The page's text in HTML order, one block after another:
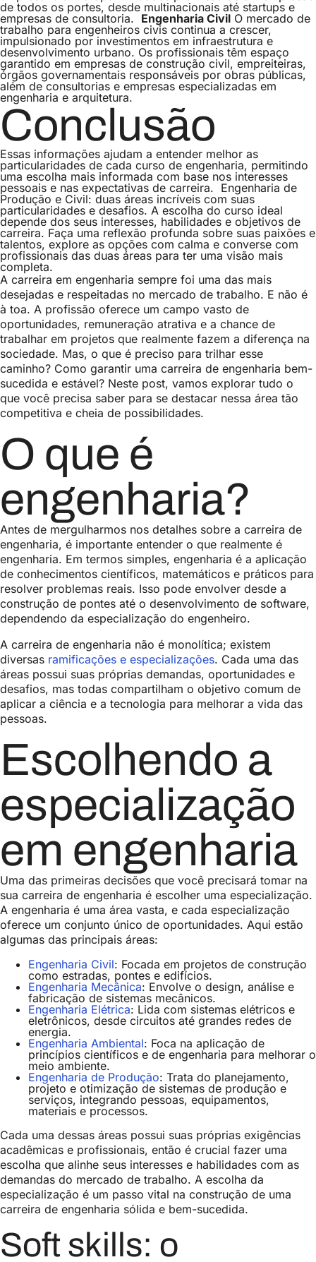
de todos os portes, desde multinacionais até startups e
empresas de consultoria. Engenharia Civil O mercado de
trabalho para engenheiros civis continua a crescer,
impulsionado por investimentos em infraestrutura e
desenvolvimento urbano. Os profissionais têm espaço
garantido em empresas de construção civil, empreiteiras,
órgãos governamentais responsáveis por obras públicas,
além de consultorias e empresas especializadas em
engenharia e arquitetura.
Conclusão
Essas informações ajudam a entender melhor as
particularidades de cada curso de engenharia, permitindo
uma escolha mais informada com base nos interesses
pessoais e nas expectativas de carreira. Engenharia de
Produção e Civil: duas áreas incríveis com suas
particularidades e desafios. A escolha do curso ideal
depende dos seus interesses, habilidades e objetivos de
carreira. Faça uma reflexão profunda sobre suas paixões e
talentos, explore as opções com calma e converse com
profissionais das duas áreas para ter uma visão mais
completa.
A carreira em engenharia sempre foi uma das mais
desejadas e respeitadas no mercado de trabalho. E não é
à toa. A profissão oferece um campo vasto de
oportunidades, remuneração atrativa e a chance de
trabalhar em projetos que realmente fazem a diferença na
sociedade. Mas, o que é preciso para trilhar esse
caminho? Como garantir uma carreira de engenharia bem-
sucedida e estável? Neste post, vamos explorar tudo o
que você precisa saber para se destacar nessa área tão
competitiva e cheia de possibilidades.
O que é
engenharia?
Antes de mergulharmos nos detalhes sobre a carreira de
engenharia, é importante entender o que realmente é
engenharia. Em termos simples, engenharia é a aplicação
de conhecimentos científicos, matemáticos e práticos para
resolver problemas reais. Isso pode envolver desde a
construção de pontes até o desenvolvimento de software,
dependendo da especialização do engenheiro.
A carreira de engenharia não é monolítica; existem
diversas ramificações e especializações. Cada uma das
áreas possui suas próprias demandas, oportunidades e
desafios, mas todas compartilham o objetivo comum de
aplicar a ciência e a tecnologia para melhorar a vida das
pessoas.
Escolhendo a
especialização
em engenharia
Uma das primeiras decisões que você precisará tomar na
sua carreira de engenharia é escolher uma especialização.
A engenharia é uma área vasta, e cada especialização
oferece um conjunto único de oportunidades. Aqui estão
algumas das principais áreas:
Engenharia Civil: Focada em projetos de construção
como estradas, pontes e edifícios.
Engenharia Mecânica: Envolve o design, análise e
fabricação de sistemas mecânicos.
Engenharia Elétrica: Lida com sistemas elétricos e
eletrônicos, desde circuitos até grandes redes de
energia.
Engenharia Ambiental: Foca na aplicação de
princípios científicos e de engenharia para melhorar o
meio ambiente.
Engenharia de Produção: Trata do planejamento,
projeto e otimização de sistemas de produção e
serviços, integrando pessoas, equipamentos,
materiais e processos.
Cada uma dessas áreas possui suas próprias exigências
acadêmicas e profissionais, então é crucial fazer uma
escolha que alinhe seus interesses e habilidades com as
demandas do mercado de trabalho. A escolha da
especialização é um passo vital na construção de uma
carreira de engenharia sólida e bem-sucedida.
Soft skills: o